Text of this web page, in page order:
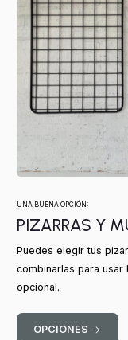
UNA BUENA OPCIÓN:
PIZARRAS Y
Puedes elegir tus
combinarlas para usar
opcional.
OPCIONES